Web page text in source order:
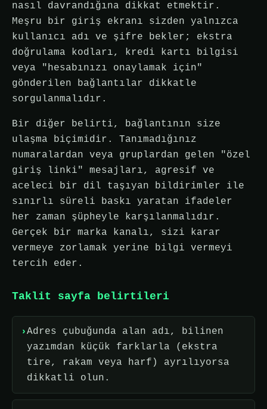
nasıl davrandığına dikkat etmektir.
Meşru bir giriş ekranı sizden yalnızca
kullanıcı adı ve şifre bekler; ekstra
doğrulama kodları, kredi kartı bilgisi
veya "hesabınızı onaylamak için"
gönderilen bağlantılar dikkatle
sorgulanmalıdır.
Bir diğer belirti, bağlantının size
ulaşma biçimidir. Tanımadığınız
numaralardan veya gruplardan gelen "özel
giriş linki" mesajları, agresif ve
aceleci bir dil taşıyan bildirimler ile
sınırlı süreli baskı yaratan ifadeler
her zaman şüpheyle karşılanmalıdır.
Gerçek bir marka kanalı, sizi karar
vermeye zorlamak yerine bilgi vermeyi
tercih eder.
Taklit sayfa belirtileri
Adres çubuğunda alan adı, bilinen
yazımdan küçük farklarla (ekstra
tire, rakam veya harf) ayrılıyorsa
dikkatli olun.